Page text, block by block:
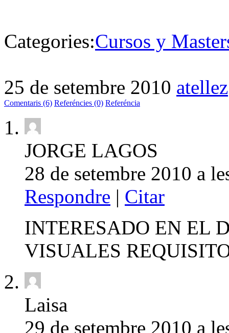
Categories:Cursos y
25 de setembre 2010 atellez
Comentaris (6) Referéncies (0) Referéncia
JORGE LAGOS
28 de setembre 2010 a
Respondre | Citar
INTERESADO EN EL
VISUALES
Laisa
29 de setembre 2010 a